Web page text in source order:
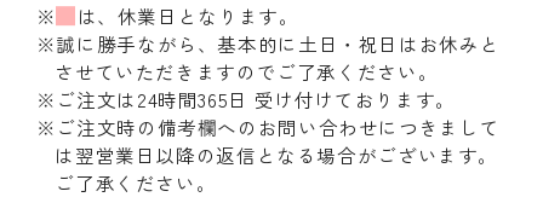
※
は、休業日となります。
※誠に勝手ながら、基本的に土日・祝日はお休みと
させていただきますのでご了承ください。
※ご注文は24時間365日 受け付けております。
※ご注文時の備考欄へのお問い合わせにつきまして
は翌営業日以降の返信となる場合がございます。
ご了承ください。